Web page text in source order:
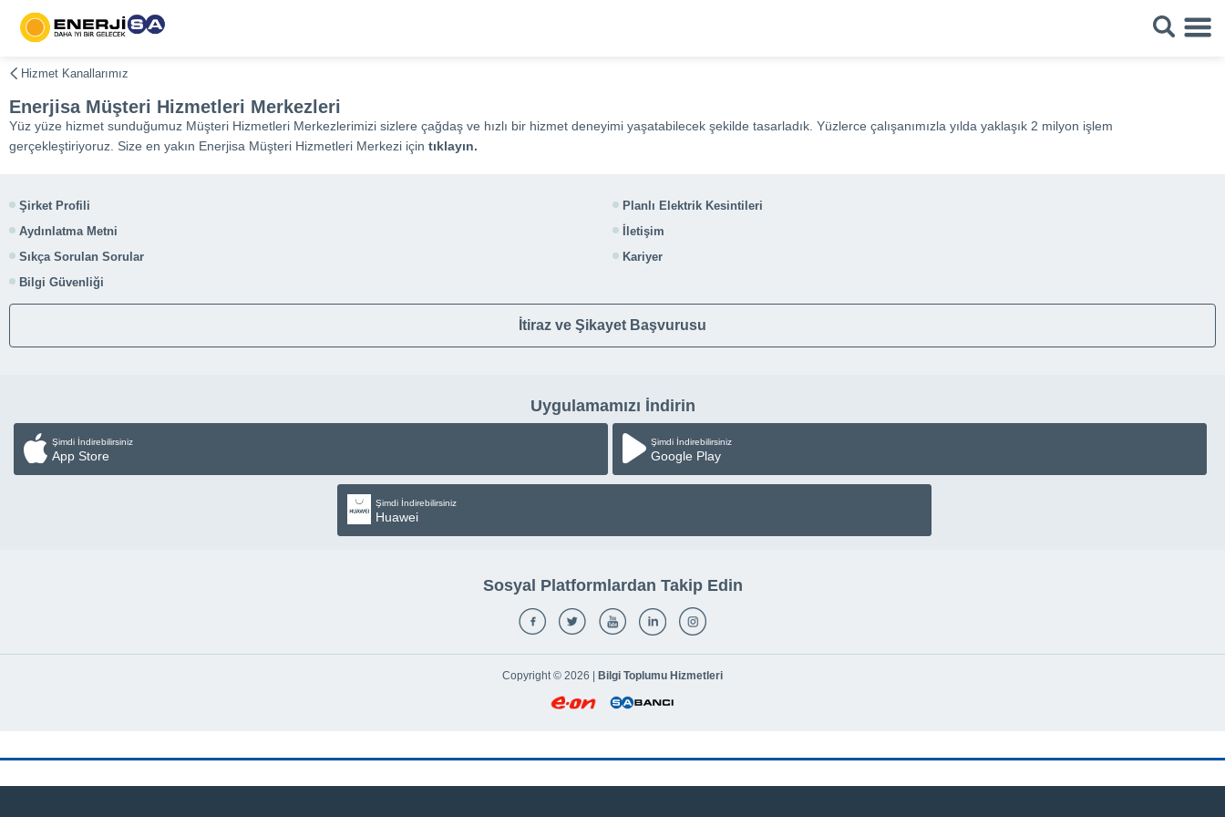
Hizmet Kanallarımız
Enerjisa Müşteri Hizmetleri Merkezleri
Yüz yüze hizmet sunduğumuz Müşteri Hizmetleri Merkezlerimizi sizlere çağdaş ve hızlı bir hizmet deneyimi yaşatabilecek şekilde tasarladık. Yüzlerce çalışanımızla yılda yaklaşık 2 milyon işlem
gerçekleştiriyoruz. Size en yakın Enerjisa Müşteri Hizmetleri Merkezi için tıklayın.
Şirket Profili
Planlı Elektrik Kesintileri
Aydınlatma Metni
İletişim
Sıkça Sorulan Sorular
Kariyer
Bilgi Güvenliği
İtiraz ve Şikayet Başvurusu
Uygulamamızı İndirin
Şimdi İndirebilirsiniz
App Store
Şimdi İndirebilirsiniz
Google Play
Şimdi İndirebilirsiniz
Huawei
Sosyal Platformlardan Takip Edin
Copyright © 2026 | Bilgi Toplumu Hizmetleri